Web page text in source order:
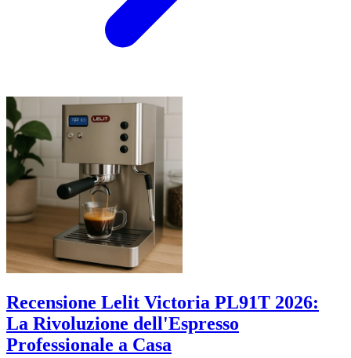
Recensione Lelit Victoria PL91T 2026:
La Rivoluzione dell'Espresso
Professionale a Casa